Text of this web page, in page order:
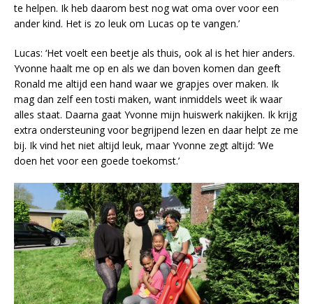
te helpen. Ik heb daarom best nog wat oma over voor een
ander kind. Het is zo leuk om Lucas op te vangen.’
Lucas: ‘Het voelt een beetje als thuis, ook al is het hier anders.
Yvonne haalt me op en als we dan boven komen dan geeft
Ronald me altijd een hand waar we grapjes over maken. Ik
mag dan zelf een tosti maken, want inmiddels weet ik waar
alles staat. Daarna gaat Yvonne mijn huiswerk nakijken. Ik krijg
extra ondersteuning voor begrijpend lezen en daar helpt ze me
bij. Ik vind het niet altijd leuk, maar Yvonne zegt altijd: ‘We
doen het voor een goede toekomst.’